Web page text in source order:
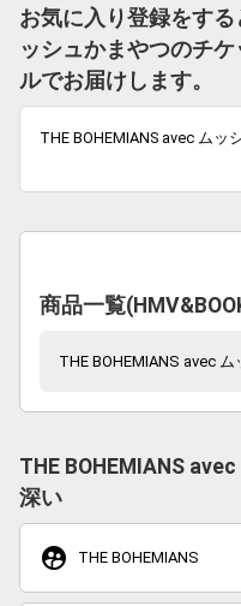
お気に入り登録をする
ッシュかまやつのチ
ルでお届けします。
THE BOHEMIANS avec ムッ
商品一覧
THE BOHEMIANS avec
THE BOHEMIANS
深い
supervised_user_circle THE BOHEMIANS